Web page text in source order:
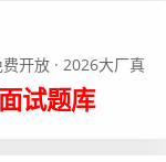
开放 · 2026大厂真
试题库